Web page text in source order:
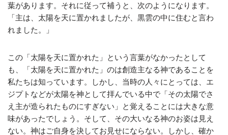
葉があります。それに従って補うと、次のようになります。
「主は、太陽を天に置かれましたが、黒雲の中に住むと言わ
れました。」
この「太陽を天に置かれた」という言葉がなかったとして
も、「太陽を天に置かれた」のは創造主なる神であることを
私たちは知っています。しかし、当時の人々にとっては、エ
ジプトなどが太陽を神として拝んでいる中で「その太陽でさ
え主が造られたものにすぎない」と覚えることには大きな意
味があったでしょう。そして、その大いなる神のお姿は見え
ない。神はご自身を決してお見せにならない。しかし、確か